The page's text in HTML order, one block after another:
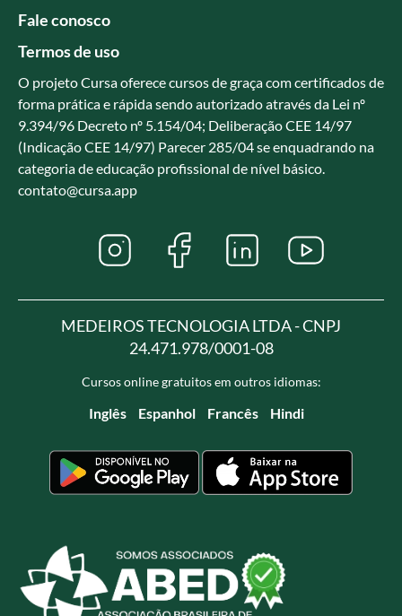
Fale conosco
Termos de uso
O projeto Cursa oferece cursos de graça com certificados de
forma prática e rápida sendo autorizado através da Lei nº
9.394/96 Decreto nº 5.154/04; Deliberação CEE 14/97
(Indicação CEE 14/97) Parecer 285/04 se enquadrando na
categoria de educação profissional de nível básico.
contato@cursa.app
MEDEIROS TECNOLOGIA LTDA - CNPJ
24.471.978/0001-08
Cursos online gratuitos em outros idiomas:
Inglês Espanhol Francês Hindi